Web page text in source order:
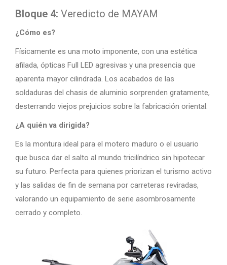
Bloque 4: Veredicto de MAYAM
¿Cómo es?
Físicamente es una moto imponente, con una estética
afilada, ópticas Full LED agresivas y una presencia que
aparenta mayor cilindrada. Los acabados de las
soldaduras del chasis de aluminio sorprenden gratamente,
desterrando viejos prejuicios sobre la fabricación oriental.
¿A quién va dirigida?
Es la montura ideal para el motero maduro o el usuario
que busca dar el salto al mundo tricilíndrico sin hipotecar
su futuro. Perfecta para quienes priorizan el turismo activo
y las salidas de fin de semana por carreteras reviradas,
valorando un equipamiento de serie asombrosamente
cerrado y completo.